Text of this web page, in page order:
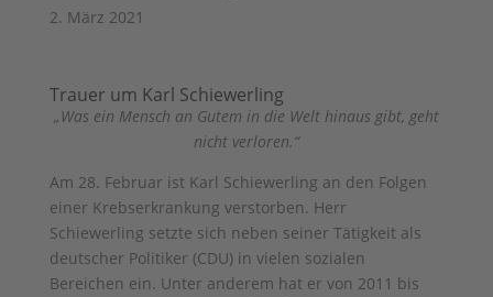
2. März 2021
Trauer um Karl Schiewerling
„Was ein Mensch an Gutem in die Welt hinaus gibt, geht
nicht verloren.“
Am 28. Februar ist Karl Schiewerling an den Folgen
einer Krebserkrankung verstorben. Herr
Schiewerling setzte sich neben seiner Tätigkeit als
deutscher Politiker (CDU) in vielen sozialen
Bereichen ein. Unter anderem hat er von 2011 bis